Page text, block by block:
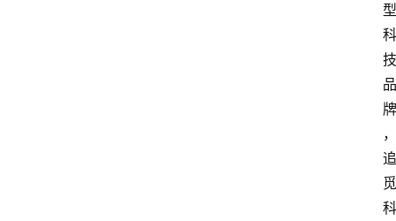
型
科
技
品
牌
，
追
觅
科